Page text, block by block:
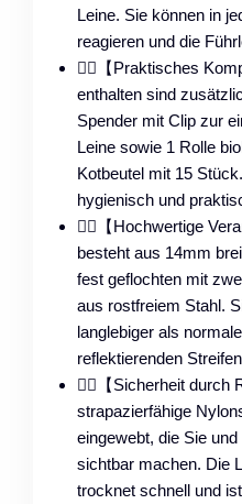
Leine. Sie können in
reagieren und die
🐕‍🦺【Praktisches
enthalten sind
Spender mit Clip zur
Leine sowie 1 Rolle
Kotbeutel mit 15
hygienisch und
🐕‍🦺【Hochwertige
besteht aus 14mm
fest geflochten mit
aus rostfreiem Stahl.
langlebiger als
reflektierenden
🐕‍🦺【Sicherheit
strapazierfähige
eingewebt, die Sie
sichtbar machen. Die
trocknet schnell und